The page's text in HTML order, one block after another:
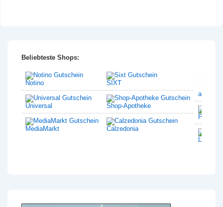
Beliebteste Shops:
Notino
Universal
MediaMarkt
SIXT
Shop-Apotheke
Calzedonia
amazon
Philips